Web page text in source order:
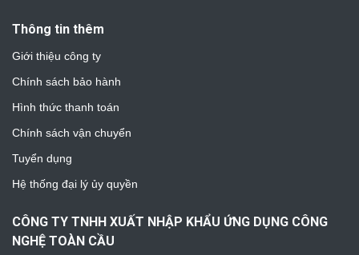
Thông tin thêm
Giới thiệu công ty
Chính sách bảo hành
Hình thức thanh toán
Chính sách vận chuyển
Tuyển dụng
Hệ thống đại lý ủy quyền
CÔNG TY TNHH XUẤT NHẬP KHẨU ỨNG DỤNG CÔNG
NGHỆ TOÀN CẦU